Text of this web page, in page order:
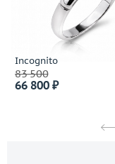
Incognito
83 500
66 800 ₽